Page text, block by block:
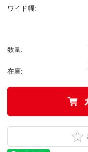
ワイド幅:
数量:
在庫: